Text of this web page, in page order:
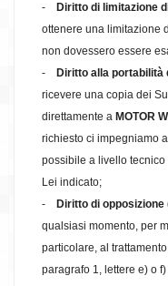
-
Diritto di limitazione
ottenere una limitazione
non dovessero essere
-
Diritto alla portabilità
ricevere una copia dei
direttamente a MOTOR
richiesto ci impegniamo
possibile a livello
Lei indicato;
-
Diritto di opposizione
qualsiasi momento, per
particolare, al
paragrafo 1, lettere e) o